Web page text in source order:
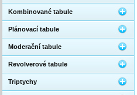
Kombinované tabule
Plánovací tabule
Moderační tabule
Revolverové tabule
Triptychy